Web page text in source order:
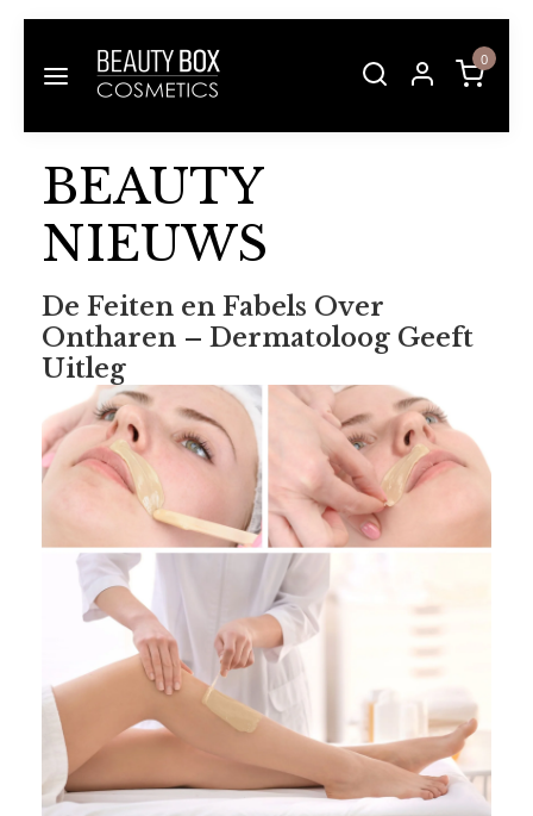
0
BEAUTY
NIEUWS
De Feiten en Fabels Over
Ontharen – Dermatoloog Geeft
Uitleg